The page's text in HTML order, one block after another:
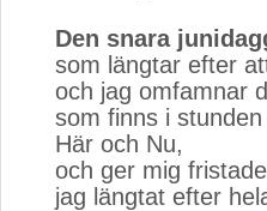
Den snara
som längtar efter
och jag omfamnar
som finns i stunden
Här och Nu,
och ger mig
jag längtat efter